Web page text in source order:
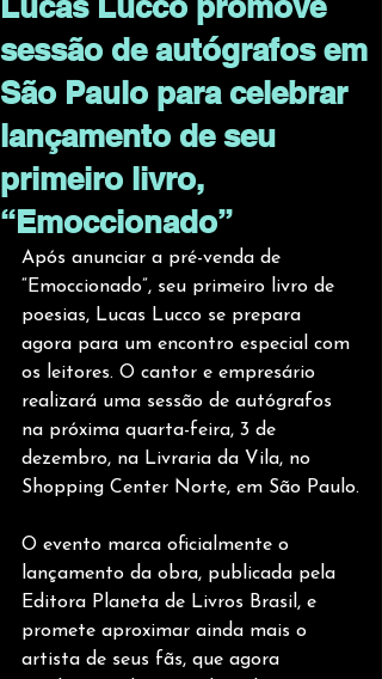
sessão de autógrafos em
São Paulo para celebrar
lançamento de seu
primeiro livro,
“Emoccionado”
Após anunciar a pré-venda de
“Emoccionado”, seu primeiro livro de
poesias, Lucas Lucco se prepara
agora para um encontro especial com
os leitores. O cantor e empresário
realizará uma sessão de autógrafos
na próxima quarta-feira, 3 de
dezembro, na Livraria da Vila, no
Shopping Center Norte, em São Paulo.
O evento marca oficialmente o
lançamento da obra, publicada pela
Editora Planeta de Livros Brasil, e
promete aproximar ainda mais o
artista de seus fãs, que agora